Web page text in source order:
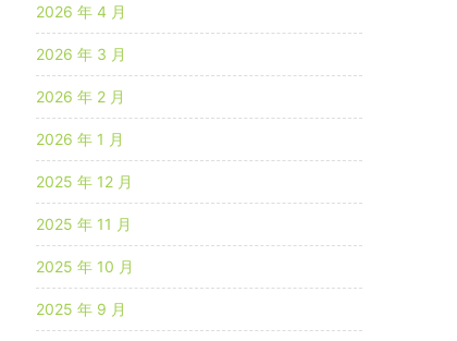
2026 年 4 月
2026 年 3 月
2026 年 2 月
2026 年 1 月
2025 年 12 月
2025 年 11 月
2025 年 10 月
2025 年 9 月